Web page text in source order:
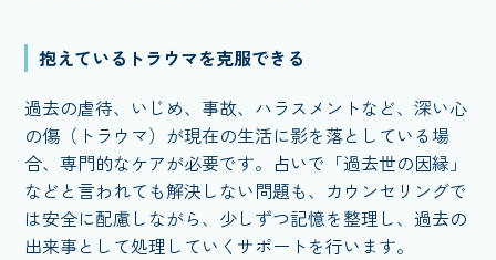
抱えているトラウマを克服できる
過去の虐待、いじめ、事故、ハラスメントなど、深い心
の傷（トラウマ）が現在の生活に影を落としている場
合、専門的なケアが必要です。占いで「過去世の因縁」
などと言われても解決しない問題も、カウンセリングで
は安全に配慮しながら、少しずつ記憶を整理し、過去の
出来事として処理していくサポートを行います。